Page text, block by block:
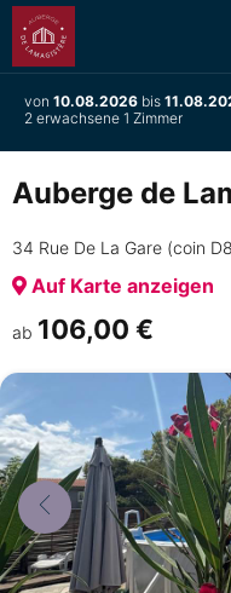
von 10.08.2026 bis
2 erwachsene 1 Zimmer
Auberge de
34 Rue De La Gare (coin
Auf Karte anzeigen
ab 106,00 €